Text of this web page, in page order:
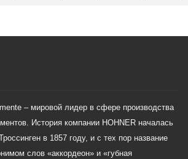
– мировой лидер в сфере производства
История компании HOHNER началась
в 1857 году, и с тех пор название
слов «аккордеон» и «губная